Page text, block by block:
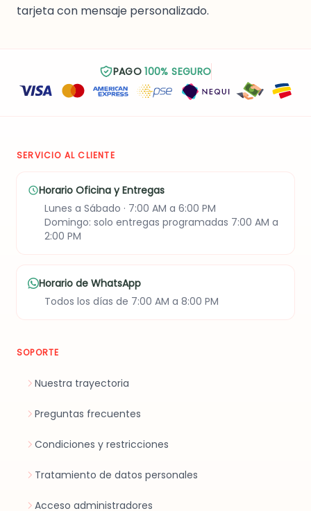
tarjeta con mensaje personalizado.
PAGO100% SEGURO
SERVICIO AL CLIENTE
Horario Oficina y Entregas
Lunes a Sábado · 7:00 AM a 6:00 PM
Domingo: solo entregas programadas 7:00 AM a
2:00 PM
Horario de WhatsApp
Todos los días de 7:00 AM a 8:00 PM
SOPORTE
Nuestra trayectoria
Preguntas frecuentes
Condiciones y restricciones
Tratamiento de datos personales
Acceso administradores